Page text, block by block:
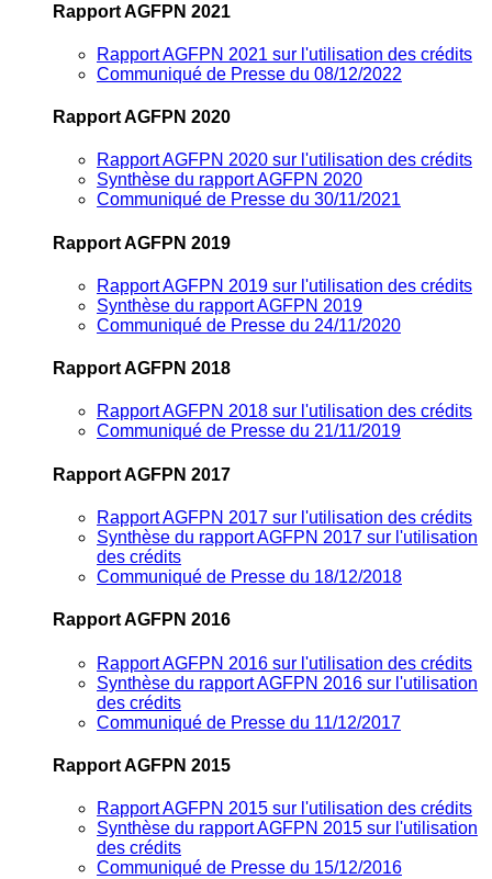
Rapport AGFPN 2021
Rapport AGFPN 2021 sur l'utilisation des crédits
Communiqué de Presse du 08/12/2022
Rapport AGFPN 2020
Rapport AGFPN 2020 sur l'utilisation des crédits
Synthèse du rapport AGFPN 2020
Communiqué de Presse du 30/11/2021
Rapport AGFPN 2019
Rapport AGFPN 2019 sur l'utilisation des crédits
Synthèse du rapport AGFPN 2019
Communiqué de Presse du 24/11/2020
Rapport AGFPN 2018
Rapport AGFPN 2018 sur l'utilisation des crédits
Communiqué de Presse du 21/11/2019
Rapport AGFPN 2017
Rapport AGFPN 2017 sur l'utilisation des crédits
Synthèse du rapport AGFPN 2017 sur l'utilisation
des crédits
Communiqué de Presse du 18/12/2018
Rapport AGFPN 2016
Rapport AGFPN 2016 sur l'utilisation des crédits
Synthèse du rapport AGFPN 2016 sur l'utilisation
des crédits
Communiqué de Presse du 11/12/2017
Rapport AGFPN 2015
Rapport AGFPN 2015 sur l'utilisation des crédits
Synthèse du rapport AGFPN 2015 sur l'utilisation
des crédits
Communiqué de Presse du 15/12/2016